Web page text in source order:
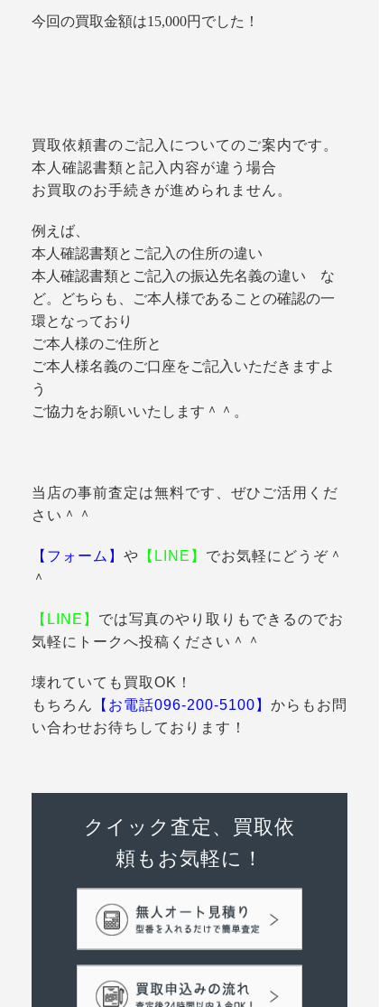
今回の買取金額は15,000円でした！
買取依頼書のご記入についてのご案内です。
本人確認書類と記入内容が違う場合
お買取のお手続きが進められません。
例えば、
本人確認書類とご記入の住所の違い
本人確認書類とご記入の振込先名義の違い な
ど。どちらも、ご本人様であることの確認の一
環となっており
ご本人様のご住所と
ご本人様名義のご口座をご記入いただきますよ
う
ご協力をお願いいたします＾＾。
当店の事前査定は無料です、ぜひご活用くだ
さい＾＾
【フォーム】 や 【LINE】 でお気軽にどうぞ＾
＾
【LINE】 では写真のやり取りもできるのでお
気軽にトークへ投稿ください＾＾
壊れていても買取OK！
もちろん
【お電話096-200-5100】 からもお問
い合わせお待ちしております！
クイック査定、買取依
頼もお気軽に！